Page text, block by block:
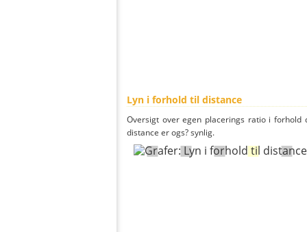
Lyn i forhold til distance
Oversigt over egen placerings ratio i
distance er ogs? synlig.